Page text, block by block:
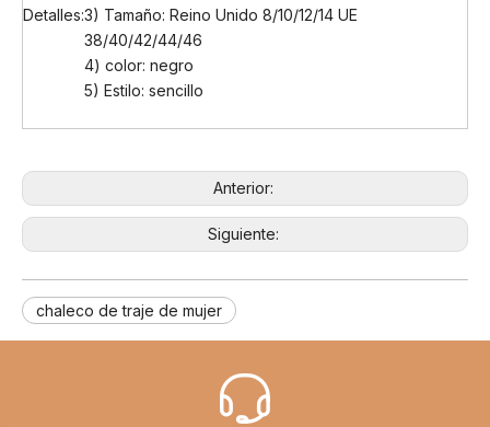
Detalles:3) Tamaño: Reino Unido 8/10/12/14 UE
38/40/42/44/46
4) color: negro
5) Estilo: sencillo
Anterior:
Siguiente:
chaleco de traje de mujer